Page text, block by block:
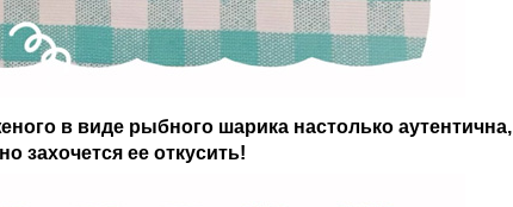
в виде рыбного шарика настолько аутентична,
захочется ее откусить!